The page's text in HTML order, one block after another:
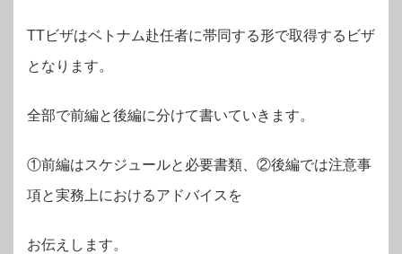
TTビザはベトナム赴任者に帯同する形で取得するビザ
となります。
全部で前編と後編に分けて書いていきます。
①前編はスケジュールと必要書類、②後編では注意事
項と実務上におけるアドバイスを
お伝えします。